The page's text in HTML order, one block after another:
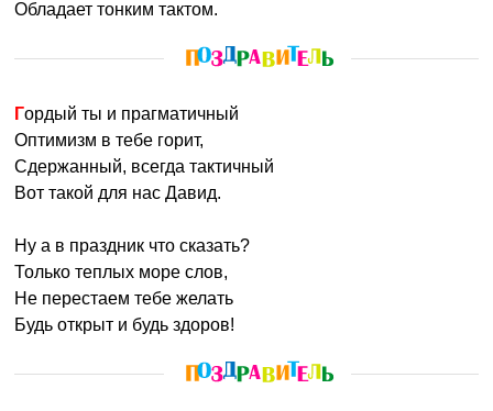
Обладает тонким тактом.
Гордый ты и прагматичный
Оптимизм в тебе горит,
Сдержанный, всегда тактичный
Вот такой для нас Давид.
Ну а в праздник что сказать?
Только теплых море слов,
Не перестаем тебе желать
Будь открыт и будь здоров!